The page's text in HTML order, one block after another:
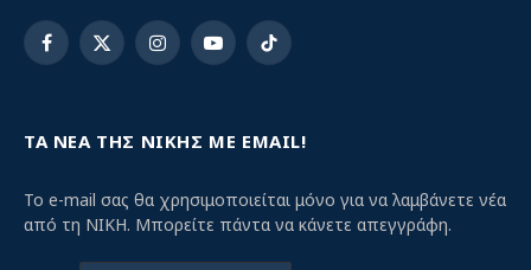
Facebook
X
InstagramYouTubeTikTok
ΤΑ ΝΕΑ ΤΗΣ ΝΙΚΗΣ ΜΕ EMAIL!
Το e-mail σας θα χρησιμοποιείται μόνο για να λαμβάνετε νέα
από τη ΝΙΚΗ. Μπορείτε πάντα να κάνετε απεγγράφη.